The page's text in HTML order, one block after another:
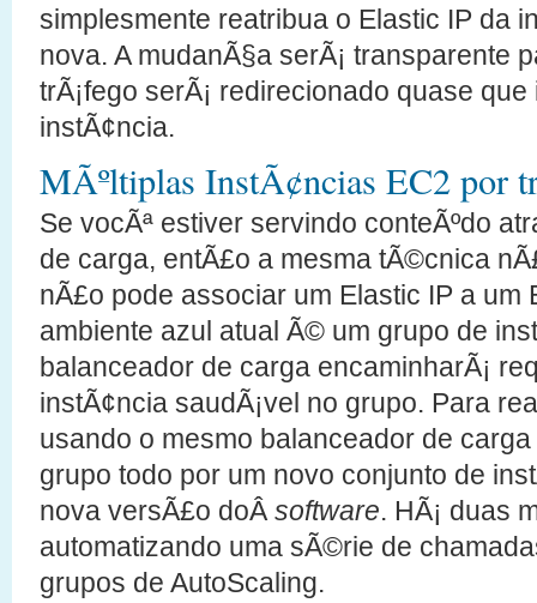
simplesmente reatribua o Elastic IP da
nova. A mudanÃ§a serÃ¡ transparente
trÃ¡fego serÃ¡ redirecionado quase
instÃ¢ncia.
MÃºltiplas InstÃ¢ncias EC2 por
Se vocÃª estiver servindo conteÃºdo
de carga, entÃ£o a mesma tÃ©cnica
nÃ£o pode associar um Elastic IP a um
ambiente azul atual Ã© um grupo de
balanceador de carga encaminharÃ¡
instÃ¢ncia saudÃ¡vel no grupo. Para
usando o mesmo balanceador de
grupo todo por um novo conjunto de
nova versÃ£o doÂ software. HÃ¡ duas
automatizando uma sÃ©rie de
grupos de AutoScaling.